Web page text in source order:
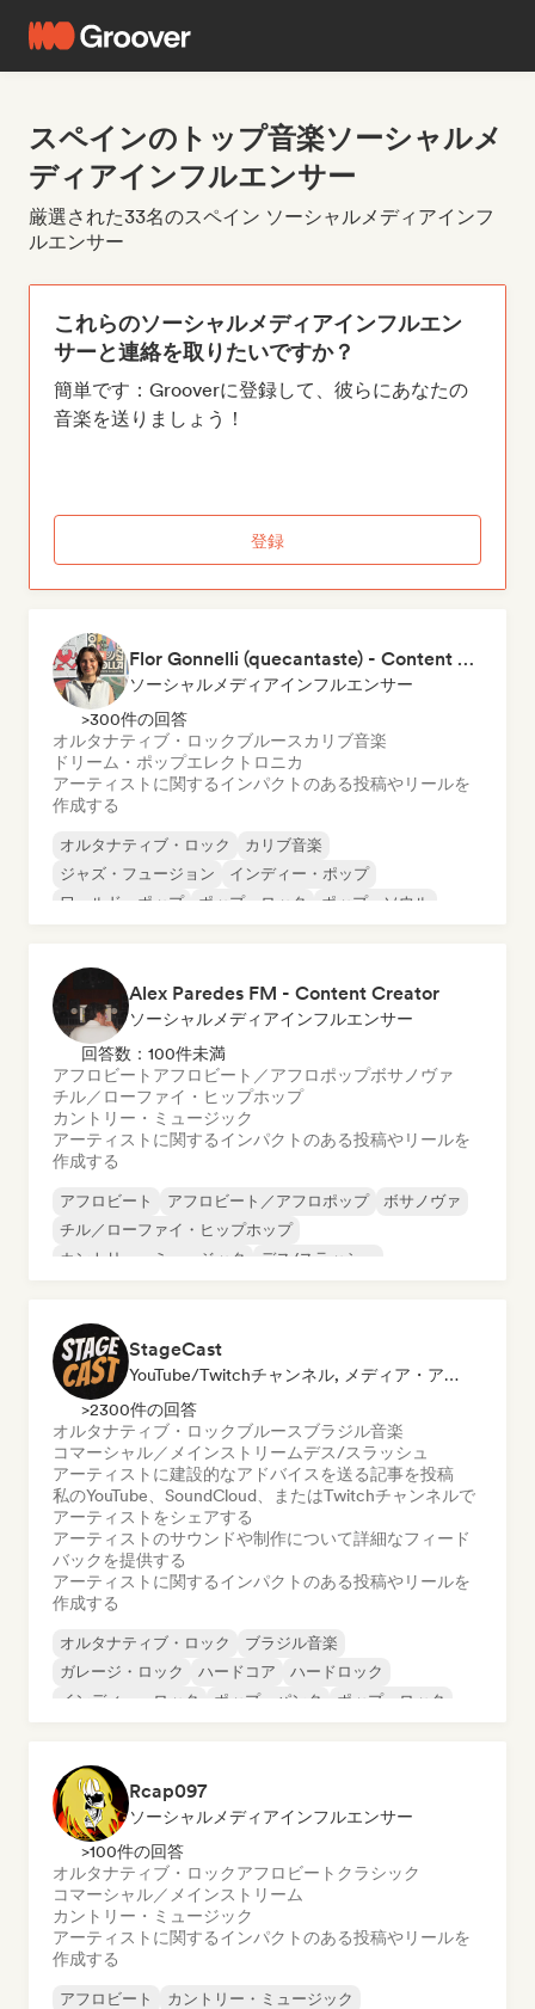
スペインのトップ音楽ソーシャルメ
ディアインフルエンサー
厳選された33名のスペイン ソーシャルメディアインフ
ルエンサー
これらのソーシャルメディアインフルエン
サーと連絡を取りたいですか？
簡単です：Grooverに登録して、彼らにあなたの
音楽を送りましょう！
登録
Flor Gonnelli (quecantaste) - Content Creator
ソーシャルメディアインフルエンサー
>300件の回答
オルタナティブ・ロックブルース カリブ音楽
ドリーム・ポップエレクトロニカ
アーティストに関するインパクトのある投稿やリールを
作成する
オルタナティブ・ロック
カリブ音楽
ジャズ・フュージョン
インディー・ポップ
ワールド・ポップ
ポップ・ロック
ポップ・ソウル
Alex Paredes FM - Content Creator
ソーシャルメディアインフルエンサー
回答数：100件未満
アフロビート アフロビート／アフロポップボサノヴァ
チル／ローファイ・ヒップホップ
カントリー・ミュージック
アーティストに関するインパクトのある投稿やリールを
作成する
アフロビート アフロビート／アフロポップ
ボサノヴァ
チル／ローファイ・ヒップホップ
カントリー・ミュージック
デス/スラッシュ
StageCast
YouTube/Twitchチャンネル, メディア・アウトレット／ジャーナリスト, メンター, ソーシャルメディアインフルエンサー, サウンドエキスパート
>2300件の回答
オルタナティブ・ロックブルースブラジル音楽
コマーシャル／メインストリームデス/スラッシュ
アーティストに建設的なアドバイスを送る記事を投稿
私のYouTube、SoundCloud、またはTwitchチャンネルで
アーティストをシェアする
アーティストのサウンドや制作について詳細なフィード
バックを提供する
アーティストに関するインパクトのある投稿やリールを
作成する
オルタナティブ・ロック
ブラジル音楽
ガレージ・ロック
ハードコア
ハードロック
インディー・ロック
ポップ・パンク ポップ・ロック
Rcap097
ソーシャルメディアインフルエンサー
>100件の回答
オルタナティブ・ロックアフロビート クラシック
コマーシャル／メインストリーム
カントリー・ミュージック
アーティストに関するインパクトのある投稿やリールを
作成する
アフロビート
カントリー・ミュージック